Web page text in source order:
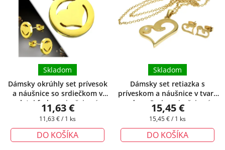
Dámsky okrúhly set prívesok
a náušnice so srdiečkom v
zlatej farbe + darčeková
krabička zadarmo
Skladom
11,63 €
Jednotková
11,63 € / 1 ks
DO KOŠÍKA
Dámsky set retiazka s
príveskom a náušnice v tvare
srdca - Corin+ darčeková
krabička zadarmo
Skladom
15,45 €
Jednotková
15,45 € / 1 ks
DO KOŠÍKA